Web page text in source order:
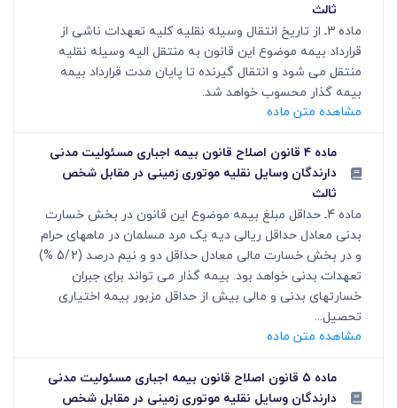
ثالث
ماده 3ـ از تاریخ انتقال وسیله نقلیه کلیه تعهدات ناشی از
قرارداد بیمه موضوع این قانون به منتقل الیه وسیله نقلیه
منتقل می شود و انتقال گیرنده تا پایان مدت قرارداد بیمه
بیمه گذار محسوب خواهد شد.
مشاهده متن ماده
ماده ۴ قانون اصلاح قانون بیمه اجباری مسئولیت مدنی
دارندگان وسایل نقلیه موتوری زمینی در مقابل شخص
ثالث
ماده 4ـ حداقل مبلغ بیمه موضوع این قانون در بخش خسارت
بدنی معادل حداقل ریالی دیه یک مرد مسلمان در ماههای حرام
و در بخش خسارت مالی معادل حداقل دو و نیم درصد (5/2 %)
تعهدات بدنی خواهد بود. بیمه گذار می تواند برای جبران
خسارتهای بدنی و مالی بیش از حداقل مزبور بیمه اختیاری
تحصیل...
مشاهده متن ماده
ماده ۵ قانون اصلاح قانون بیمه اجباری مسئولیت مدنی
دارندگان وسایل نقلیه موتوری زمینی در مقابل شخص